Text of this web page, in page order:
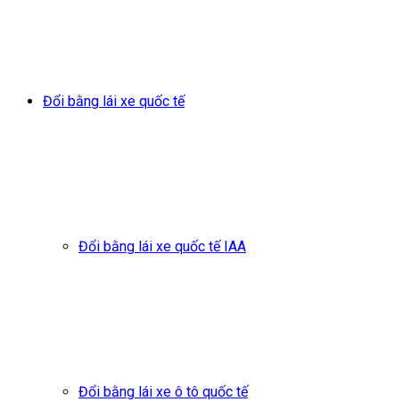
Đổi bằng lái xe quốc tế
Đổi bằng lái xe quốc tế IAA
Đổi bằng lái xe ô tô quốc tế